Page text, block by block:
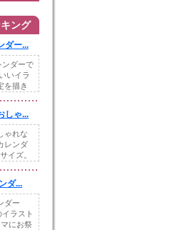
ング
ダー...
ンダーで
いイラ
を描き
ゃ...
ゃれな
レンダ
イズ。
ダ...
ダー
ラスト
にお祭